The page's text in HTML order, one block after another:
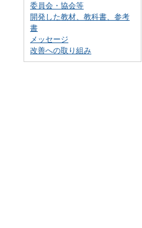
委員会・協会等
開発した教材、教科書、参考
書
メッセージ
改善への取り組み